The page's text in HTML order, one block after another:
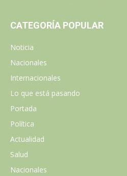
CATEGORÍA POPULAR
Noticia
Nacionales
Internacionales
Lo que está pasando
Portada
Política
Actualidad
Salud
Nacionales